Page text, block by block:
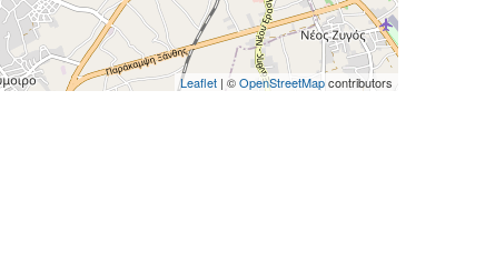
Leaflet | ©OpenStreetMapcontributors